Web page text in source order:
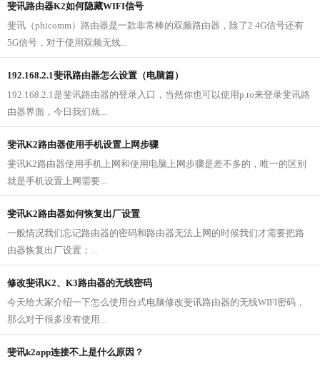
斐讯路由器K2如何隐藏WIFI信号
斐讯（phicomm）路由器是一款非常棒的双频路由器，除了2.4G信号还有
5G信号，对于使用双频无线...
192.168.2.1斐讯路由器怎么设置（电脑篇）
192.168.2.1是斐讯路由器的登录入口，当然你也可以使用p.to来登录斐讯路
由器界面，今日我们就...
斐讯K2路由器使用手机设置上网步骤
斐讯K2路由器使用手机上网和使用电脑上网步骤是差不多的，唯一的区别
就是手机设置上网需要...
斐讯K2路由器如何恢复出厂设置
一般情况我们忘记路由器的密码和路由器无法上网的时候我们才需要把路
由器恢复出厂设置；...
修改斐讯K2、K3路由器的无线密码
今天给大家介绍一下怎么使用台式电脑修改斐讯路由器的无线WIFI密码，
那么对于很多没有使用...
斐讯k2app连接不上是什么原因？